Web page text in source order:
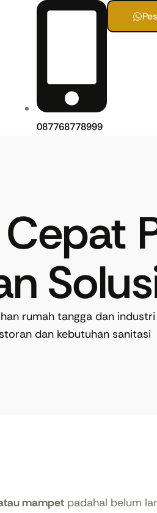
087768778999
rumah tangga dan industri
dan kebutuhan sanitasi
mampet padahal belum